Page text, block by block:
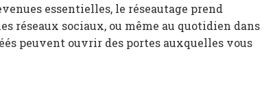
essentielles, le réseautage prend
réseaux sociaux, ou même au quotidien dans
peuvent ouvrir des portes auxquelles vous